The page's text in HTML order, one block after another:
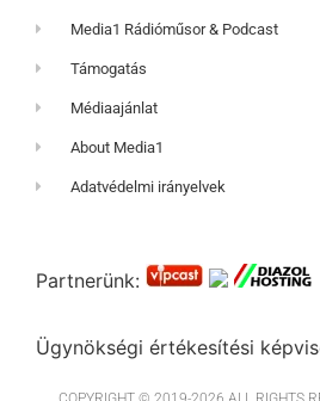
Media1 Rádióműsor & Podcast
Támogatás
Médiaajánlat
About Media1
Adatvédelmi irányelvek
Partnerünk:
Ügynökségi értékesítési